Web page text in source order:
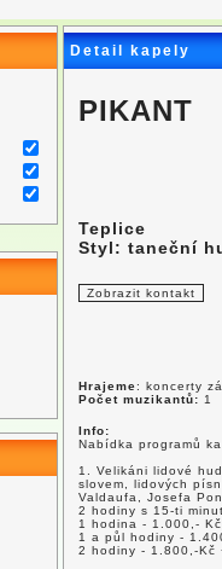
Detail kapely
PIKANT
Teplice
Styl: taneční
Hrajeme: koncerty
Počet muzikantů: 1
Info:
Nabídka programů
1. Velikáni lidové
slovem, lidových
Valdaufa, Josefa
2 hodiny s 15-ti
1 hodina - 1.000,- Kč
1 a půl hodiny -
2 hodiny - 1.800,-Kč